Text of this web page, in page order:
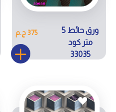
ورق حائط 5
متر كود
33035
375 ج.م